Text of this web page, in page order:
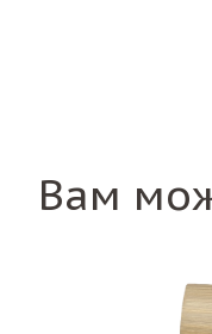
Вам